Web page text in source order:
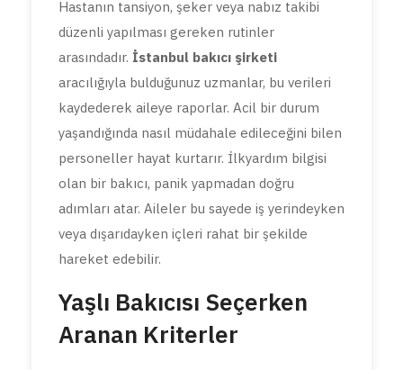
Hastanın tansiyon, şeker veya nabız takibi
düzenli yapılması gereken rutinler
arasındadır. İstanbul bakıcı şirketi
aracılığıyla bulduğunuz uzmanlar, bu verileri
kaydederek aileye raporlar. Acil bir durum
yaşandığında nasıl müdahale edileceğini bilen
personeller hayat kurtarır. İlkyardım bilgisi
olan bir bakıcı, panik yapmadan doğru
adımları atar. Aileler bu sayede iş yerindeyken
veya dışarıdayken içleri rahat bir şekilde
hareket edebilir.
Yaşlı Bakıcısı Seçerken
Aranan Kriterler